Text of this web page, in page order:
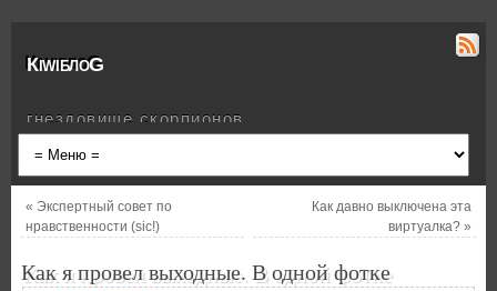
КiwiблоG
гнездовище скорпионов
« Экспертный совет по
нравственности (sic!)
Как давно выключена эта
виртуалка?»
Как я провел выходные. В одной фотке